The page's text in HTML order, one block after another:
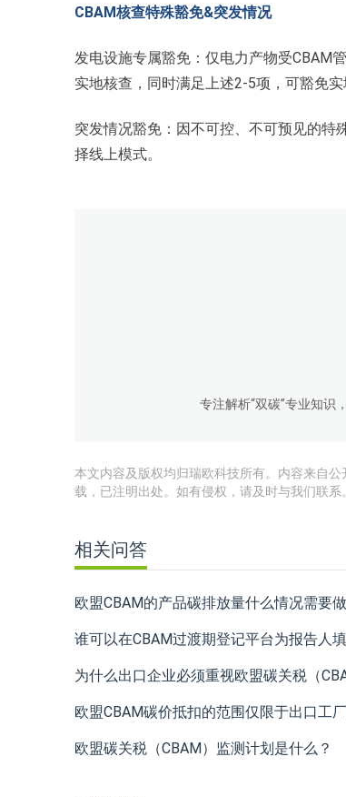
CBAM核查特殊豁免&突发情况
发电设施专属豁免：仅电力产物受CBAM
实地核查，同时满足上述2-5项，可豁免实
突发情况豁免：因不可控、不可预见的特
择线上模式。
专注解析“双碳”专业知识
本文内容及版权均归瑞欧科技所有。内容来自
载，已注明出处。如有侵权，请及时与我们联
相关问答
欧盟CBAM的产品碳排放量什么情况需要
谁可以在CBAM过渡期登记平台为报告⼈
为什么出口企业必须重视欧盟碳关税（
欧盟CBAM碳价抵扣的范围仅限于出口工
欧盟碳关税（CBAM）监测计划是什么？